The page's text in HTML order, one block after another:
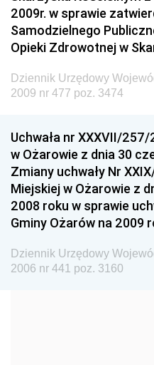
Administracji
Dziennik Urzędowy
Dziennik Urzędowy
Dziennik Urzędowy
Dziennik Urzędowy
Dziennik Urzędowy
Dziennik Urzędowy
Sportu
Dziennik Urzędowy
Dziennik Urzędowy
Dziennik Urzędowy
2009r. w sprawie
Samodzielnego
Opieki Zdrowotnej w
Dziennik Urzędowy
2009 nr 477 poz. 3474
Uchwała nr XXXVII/
w Ożarowie z dnia 30
Zmiany uchwały Nr
Miejskiej w Ożarowie z
2008 roku w sprawie
Gminy Ożarów na 2009
Dziennik Urzędowy
2006 nr 441 poz. 3160